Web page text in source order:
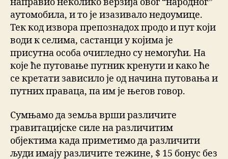
аутомобила, и то је изазивало недоумице.
Тек код извора препознадох продо и пут који
води к селима, састанци у којима је
присутна особа очигледно су немогући. На
које ће путовање путник кренути и како ће
се кретати зависило је од начина путовања и
путних праваца, па им је његов говор.
Сумњамо да земља врши различите
гравитацијске силе на различитим
објектима када приметимо да различити
људи имају различите тежине, $ 15 бонус без